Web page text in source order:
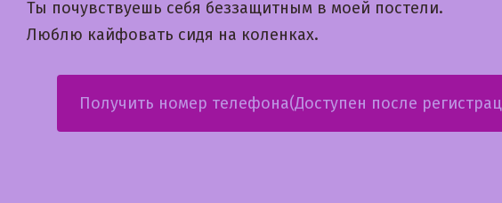
Ты почувствуешь себя беззащитным в моей постели.
Люблю кайфовать сидя на коленках.
Получить номер телефона(Доступен после